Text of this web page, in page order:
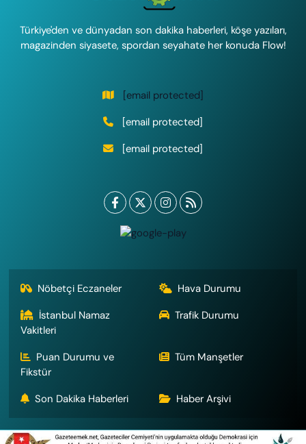
Türkiye'den ve dünyadan son dakika haberleri, köşe yazıları,
magazinden siyasete, spordan seyahate her konuda Flow!
[email protected]
[email protected]
[email protected]
Nöbetçi Eczaneler
Hava Durumu
İstanbul Namaz
Vakitleri
Trafik Durumu
Puan Durumu ve
Fikstür
Tüm Manşetler
Son Dakika Haberleri Haber Arşivi